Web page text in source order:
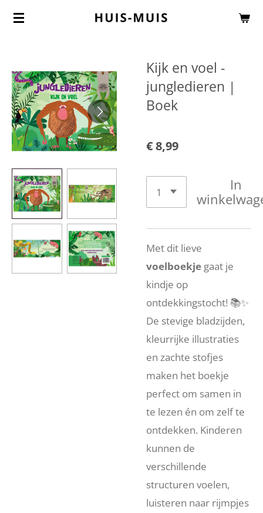
Ga
de
hoofdinhoud
Kijk en voel -
jungledieren |
Boek
€ 8,99
In
Met dit lieve
voelboekje gaat je
kindje op
ontdekkingstocht! 📚✨
De stevige bladzijden,
kleurrijke illustraties
en zachte stofjes
maken het boekje
perfect om samen in
te lezen én om zelf te
ontdekken. Kinderen
kunnen de
verschillende
structuren voelen,
luisteren naar rijmpjes